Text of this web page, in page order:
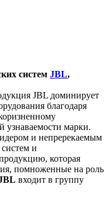
систем JBL,
JBL доминирует
благодаря
узнаваемости марки.
и непререкаемым
и
которая
помноженные на роль
входит в группу